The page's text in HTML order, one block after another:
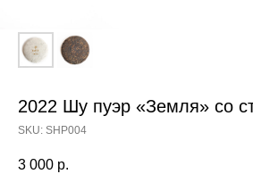
2022 Шу пуэр «Земля» со
SKU: SHP004
3 000 р.